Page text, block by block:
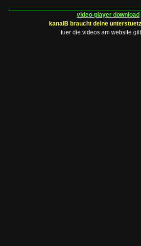
video-player download
kanalB braucht deine
fuer die videos am website